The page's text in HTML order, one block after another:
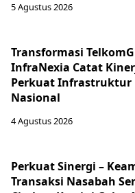
5 Agustus 2026
Transformasi
InfraNexia Catat
Perkuat Infrastruktur
Nasional
4 Agustus 2026
Perkuat Sinergi –
Transaksi Nasabah